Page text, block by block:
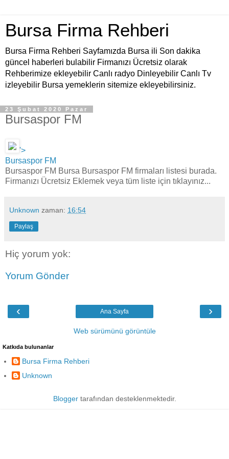
Bursa Firma Rehberi
Bursa Firma Rehberi Sayfamızda Bursa ili Son dakika
güncel haberleri bulabilir Firmanızı Ücretsiz olarak
Rehberimize ekleyebilir Canlı radyo Dinleyebilir Canlı Tv
izleyebilir Bursa yemeklerin sitemize ekleyebilirsiniz.
23 Şubat 2020 Pazar
Bursaspor FM
'>
Bursaspor FM
Bursaspor FM Bursa Bursaspor FM firmaları listesi burada.
Firmanızı Ücretsiz Eklemek veya tüm liste için tıklayınız...
Unknown zaman: 16:54
Paylaş
Hiç yorum yok:
Yorum Gönder
‹ ›
Ana Sayfa
Web sürümünü görüntüle
Katkıda bulunanlar
Bursa Firma Rehberi
Unknown
Bloggertarafından desteklenmektedir.